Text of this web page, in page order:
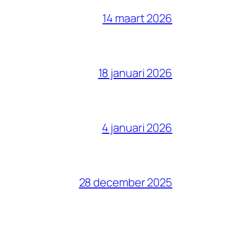
14 maart 2026
18 januari 2026
4 januari 2026
28 december 2025